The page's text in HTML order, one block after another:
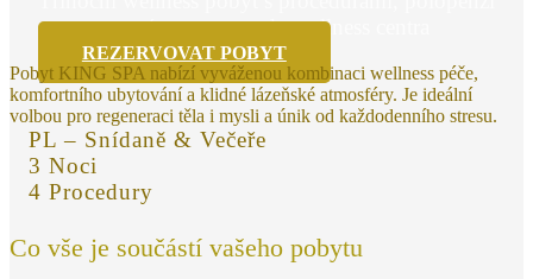
a neomezeným vstupem do wellness centra
REZERVOVAT POBYT
Pobyt KING SPA nabízí vyváženou kombinaci wellness péče,
komfortního ubytování a klidné lázeňské atmosféry. Je ideální
volbou pro regeneraci těla i mysli a únik od každodenního stresu.
PL – Snídaně & Večeře
3 Noci
4 Procedury
Co vše je součástí vašeho pobytu